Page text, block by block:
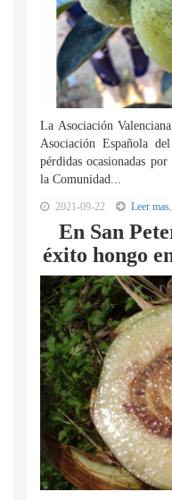
La Asociación
Asociación Española
pérdidas ocasionadas
la Comunidad...
2021-09-22 Leer
En San
éxito hongo